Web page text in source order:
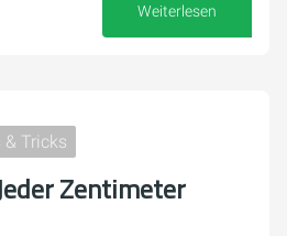
Weiterlesen
& Tricks
Zentimeter